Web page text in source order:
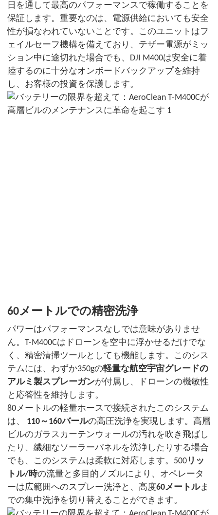
日を通して最高のパフォーマンスで稼働することを
保証します。重要なのは、電源供給においても安全
性が損なわれていないことです。このユニットはフ
ェイルセーフ機構を備えており、テザー電源がミッ
ション中に途切れた場合でも、DJI M400は安全に着
陸するのに十分なオンボードバックアップを維持
し、お客様の投資を保護します。
60メートルでの精密洗浄
パワーはパフォーマンスなしでは意味がありませ
ん。T-M400Cはドローンを空中に浮かせるだけでな
く、精密清掃ツールとしても機能します。このシス
テムには、わずか350gの軽量な航空宇宙グレードの
アルミ製スプレーガンが付属し、ドローンの機敏性
と応答性を維持します。
80メートルの軽量ホースで接続されたこのシステム
は、 110～160バールの高圧洗浄を実現します。高層
ビルのガラスカーテンウォールの汚れを吹き飛ばし
たり、繊細なソーラーパネルを洗浄したりする場合
でも、このシステムは柔軟に対応します。500 リッ
トル/時の流量と多目的ノズルにより、オペレータ
ーは広範囲へのスプレー洗浄と、高度60メートルま
での集中洗浄を切り替えることができます。